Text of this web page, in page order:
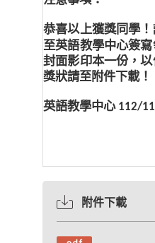
恭喜以上獲獎同學
至英語教學中心簽
封面影印本一份，
獎狀請至附件下載！
英語教學中心112/
附件下載